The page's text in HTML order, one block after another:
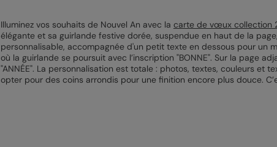
Illuminez vos souhaits de Nouvel An avec la carte de vœux collection
élégante et sa guirlande festive dorée, suspendue en haut de la
personnalisable, accompagnée d'un petit texte en dessous pour un
où la guirlande se poursuit avec l’inscription "BONNE". Sur la page
"ANNÉE". La personnalisation est totale : photos, textes, couleurs et
opter pour des coins arrondis pour une finition encore plus douce.